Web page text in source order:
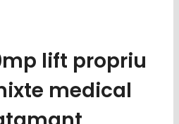
lift propriu
medical